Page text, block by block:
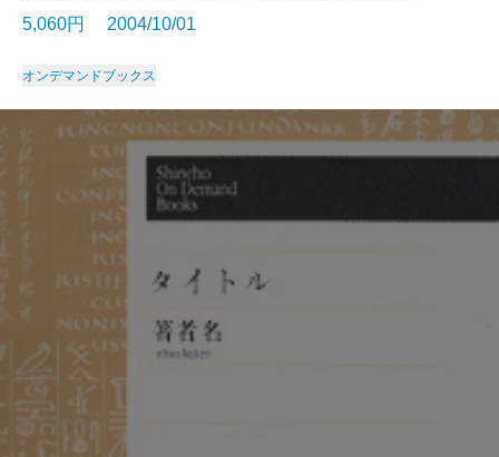
5,060円 2004/10/01
オンデマンドブックス